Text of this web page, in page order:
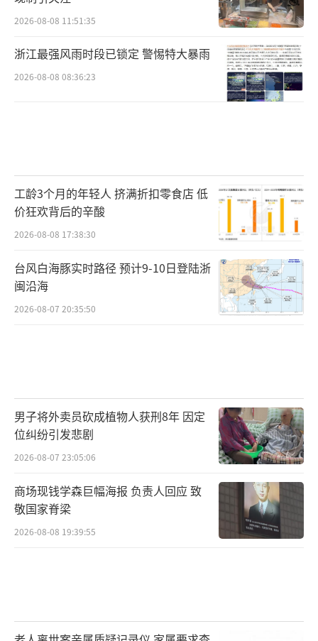
2026-08-08 11:51:35
浙江最强风雨时段已锁定 警惕特大暴雨
2026-08-08 08:36:23
工龄3个月的年轻人 挤满折扣零食店 低
价狂欢背后的辛酸
2026-08-08 17:38:30
台风白海豚实时路径 预计9-10日登陆浙
闽沿海
2026-08-07 20:35:50
男子将外卖员砍成植物人获刑8年 因定
位纠纷引发悲剧
2026-08-07 23:05:06
商场现钱学森巨幅海报 负责人回应 致
敬国家脊梁
2026-08-08 19:39:55